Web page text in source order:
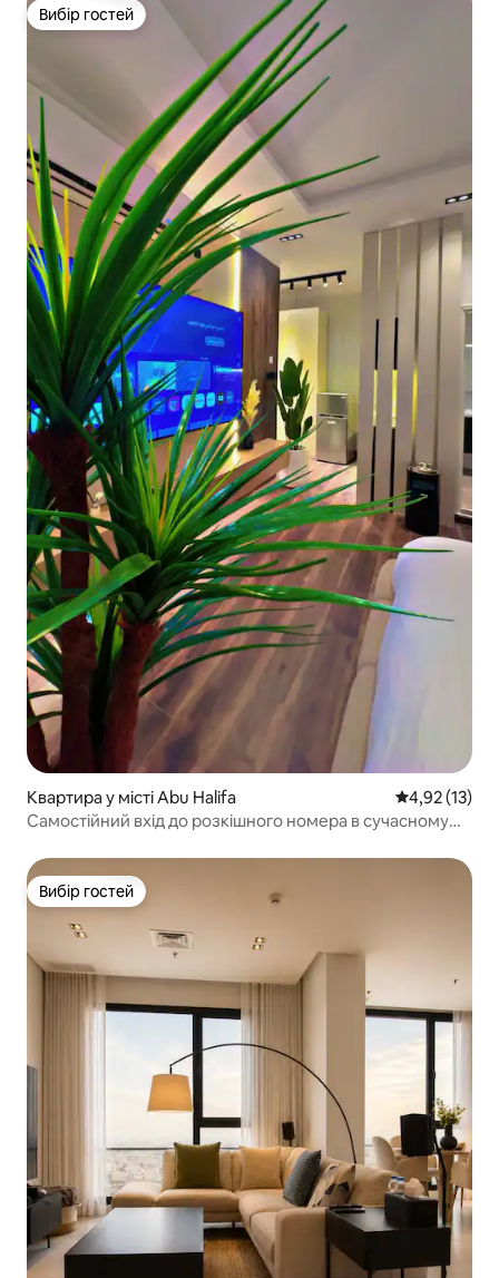
Вибір гостей
Вибір гостей
Квартира у місті Abu Halifa Середня
4,92 (13)
Самостійний вхід до розкішного номера в сучасному
Вибір гостей
Вибір гостей